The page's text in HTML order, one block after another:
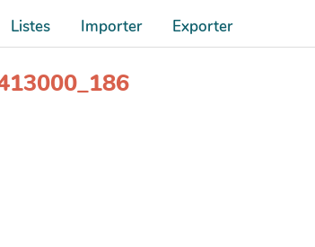
Listes Importer Exporter